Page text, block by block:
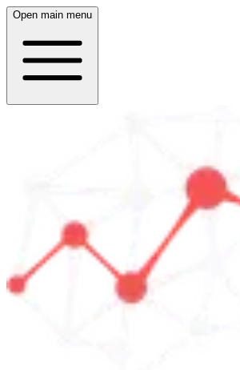
Open main menu